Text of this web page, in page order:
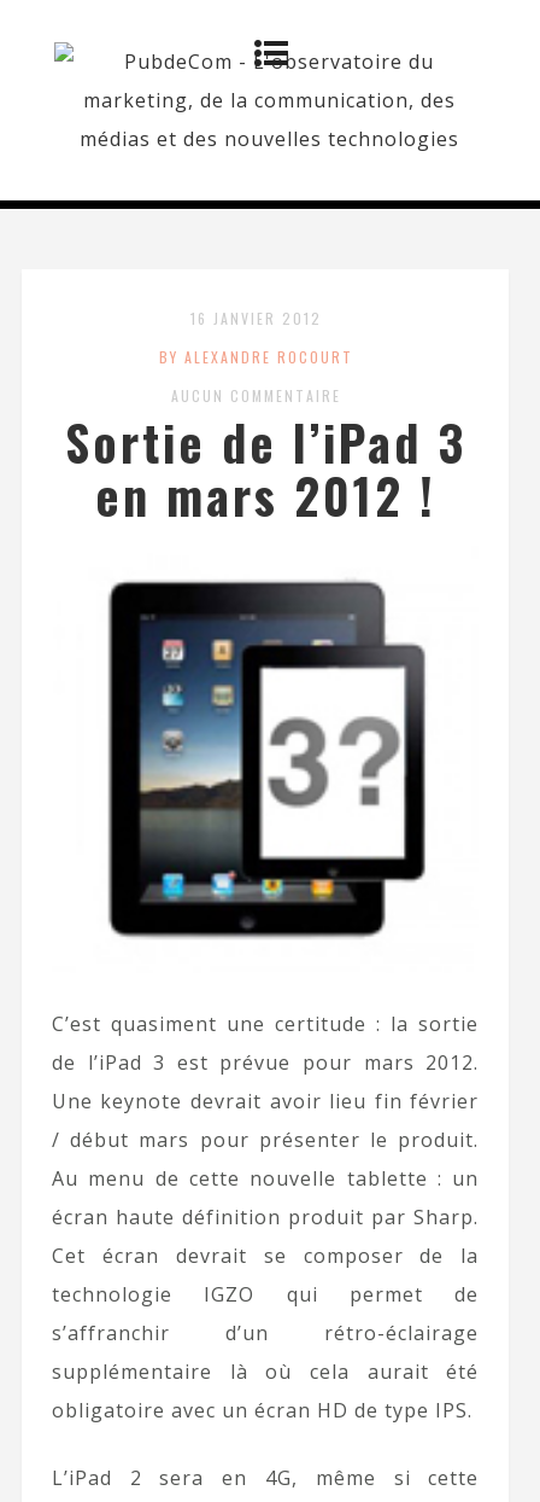
16 JANVIER 2012
BY ALEXANDRE ROCOURT
AUCUN COMMENTAIRE
Sortie de l’iPad 3
en mars 2012 !
C’est quasiment une certitude : la sortie
de l’iPad 3 est prévue pour mars 2012.
Une keynote devrait avoir lieu fin février
/ début mars pour présenter le produit.
Au menu de cette nouvelle tablette : un
écran haute définition produit par Sharp.
Cet écran devrait se composer de la
technologie IGZO qui permet de
s’affranchir d’un rétro-éclairage
supplémentaire là où cela aurait été
obligatoire avec un écran HD de type IPS.
L’iPad 2 sera en 4G, même si cette